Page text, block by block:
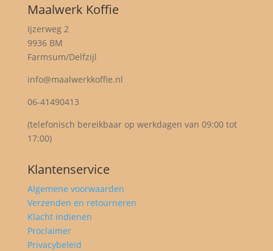
Maalwerk Koffie
Ijzerweg 2
9936 BM
Farmsum/Delfzijl
info@maalwerkkoffie.nl
06-41490413
(telefonisch bereikbaar op werkdagen van 09:00 tot
17:00)
Klantenservice
Algemene voorwaarden
Verzenden en retourneren
Klacht indienen
Proclaimer
Privacybeleid